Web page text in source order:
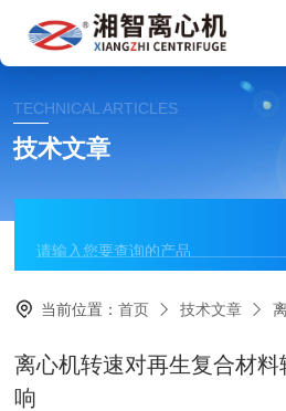
TECHNICAL ARTICLES
技术文章
当前位置：首页 技术文章 离
离心机转速对再生复合材
响